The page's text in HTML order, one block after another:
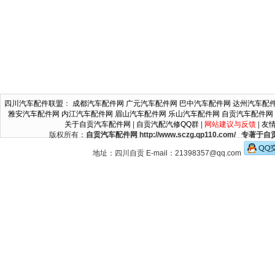
四川汽车配件联盟 ： 成都汽车配件网 广元汽车配件网 巴中汽车配件网 达州汽车配
雅安汽车配件网 内江汽车配件网 眉山汽车配件网 乐山汽车配件网 自贡汽车配件网
关于自贡汽车配件网
自贡汽配汽修QQ群| 网站建议与反馈| 友
版权所有： 自贡汽车配件网 http://www.sczg.qp110.com/ 专著于自
地址：四川自贡 E-mail：21398357@qq.com